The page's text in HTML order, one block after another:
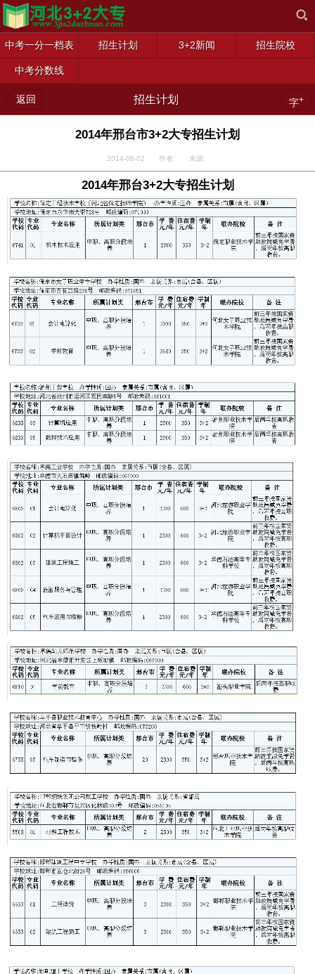
中考一分一档表 招生计划 3+2新闻 招生院校
中考分数线
返回 招生计划 字+
2014年邢台市3+2大专招生计划
2014-06-02 作者: 来源:
2014年邢台3+2大专招生计划